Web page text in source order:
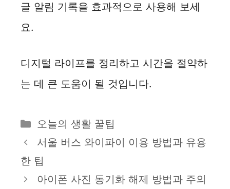
글 알림 기록을 효과적으로 사용해 보세
요.
디지털 라이프를 정리하고 시간을 절약하
는 데 큰 도움이 될 것입니다.
카
테
리
오늘의 생활 꿀팁
서울 버스 와이파이 이용 방법과 유용
한 팁
아이폰 사진 동기화 해제 방법과 주의